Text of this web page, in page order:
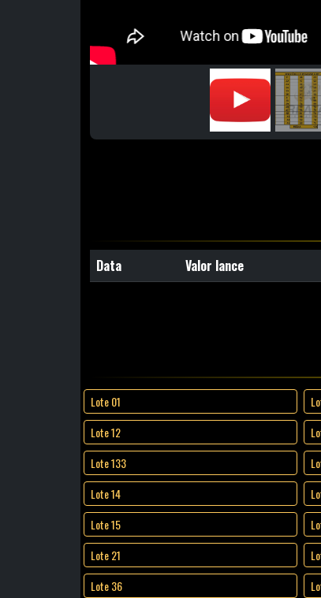
Data Valor lance
Lote 01
Lote 12
Lote 133
Lote 14
Lote 15
Lote 21
Lote 36